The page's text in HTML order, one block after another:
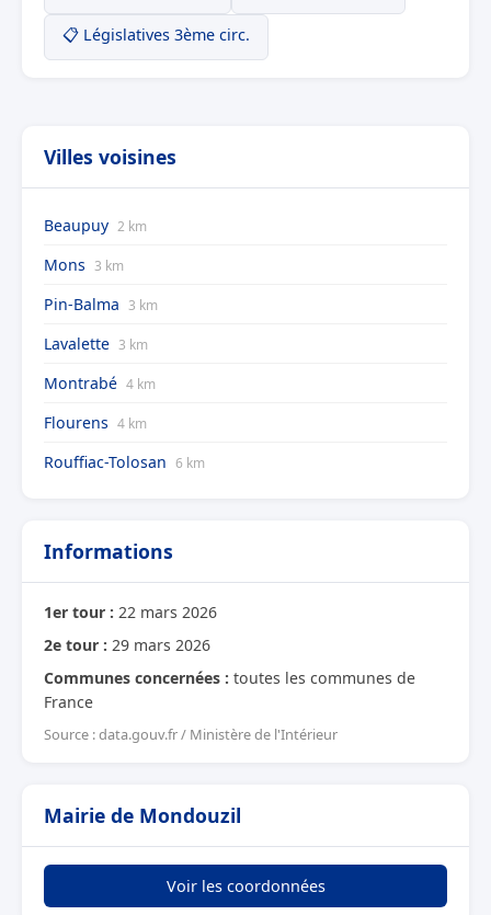
📋 Législatives 3ème circ.
Villes voisines
Beaupuy 2 km
Mons 3 km
Pin-Balma 3 km
Lavalette 3 km
Montrabé 4 km
Flourens 4 km
Rouffiac-Tolosan 6 km
Informations
1er tour : 22 mars 2026
2e tour : 29 mars 2026
Communes concernées : toutes les communes de
France
Source : data.gouv.fr / Ministère de l'Intérieur
Mairie de Mondouzil
Voir les coordonnées